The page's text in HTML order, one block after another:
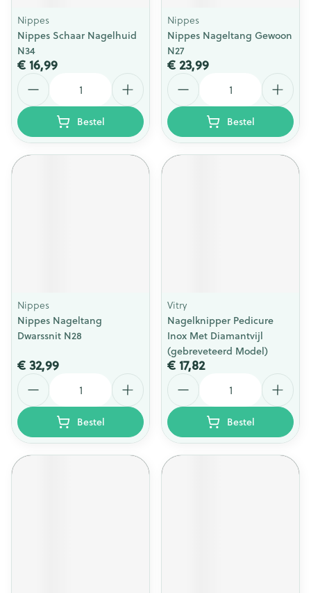
Nippes
Nippes Schaar Nagelhuid
N34
€ 16,99
Bestel
Nippes
Nippes Nageltang Gewoon
N27
€ 23,99
Aantal
Bestel
Nippes
Nippes Nageltang
Dwarssnit N28
€ 32,99
Bestel
Vitry
Nagelknipper Pedicure
Inox Met Diamantvijl
(gebreveteerd Model)
€ 17,82
Aantal
Bestel